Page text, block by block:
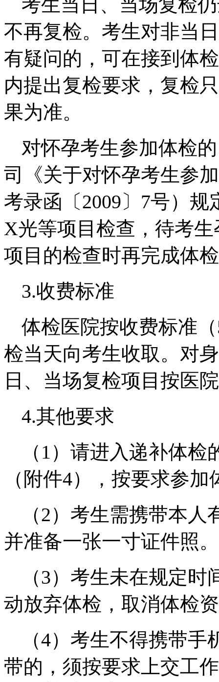
考生当日、当场复检
不再复检。考生对非当
有疑问的，可在接到体
内提出复检要求，复检
果为准。
对怀孕考生参加体检
司《关于对怀孕考生参
考录函〔2009〕7号）
X光等项目检查，待考
项目的检查时再完成体
3.收费标准
体检医院按收费标准
检当天向考生收取。对
日、当场复检项目按医
4.其他要求
（1）请进入递补体
（附件4），按要求参加
（2）考生需携带本
并准备一张一寸证件照。
（3）考生未在规定
动放弃体检，取消体检
（4）考生不得携带
带的，须按要求上交工